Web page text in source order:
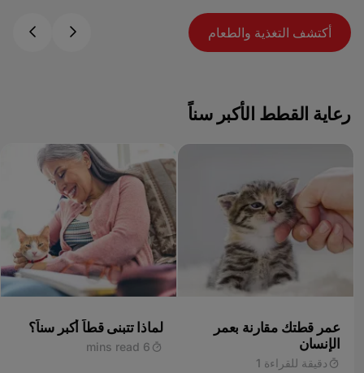
أكتشف التغذية والطعام
رعاية القطط الأكبر سناً
عمر قطتك مقارنة بعمر
الإنسان
دقيقة للقراءة 1
لماذا تتبنى قطاً أكبر سناً؟
6 mins read